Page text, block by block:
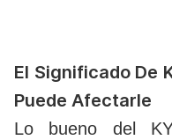
El Significado De
Puede Afectarle
Lo bueno del